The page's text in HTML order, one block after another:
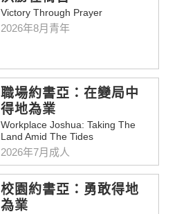
Victory Through Prayer
2026年8月青年
職場約書亞：在變局中
得地為業
Workplace Joshua: Taking The
Land Amid The Tides
2026年7月成人
校園約書亞：勇敢得地
為業